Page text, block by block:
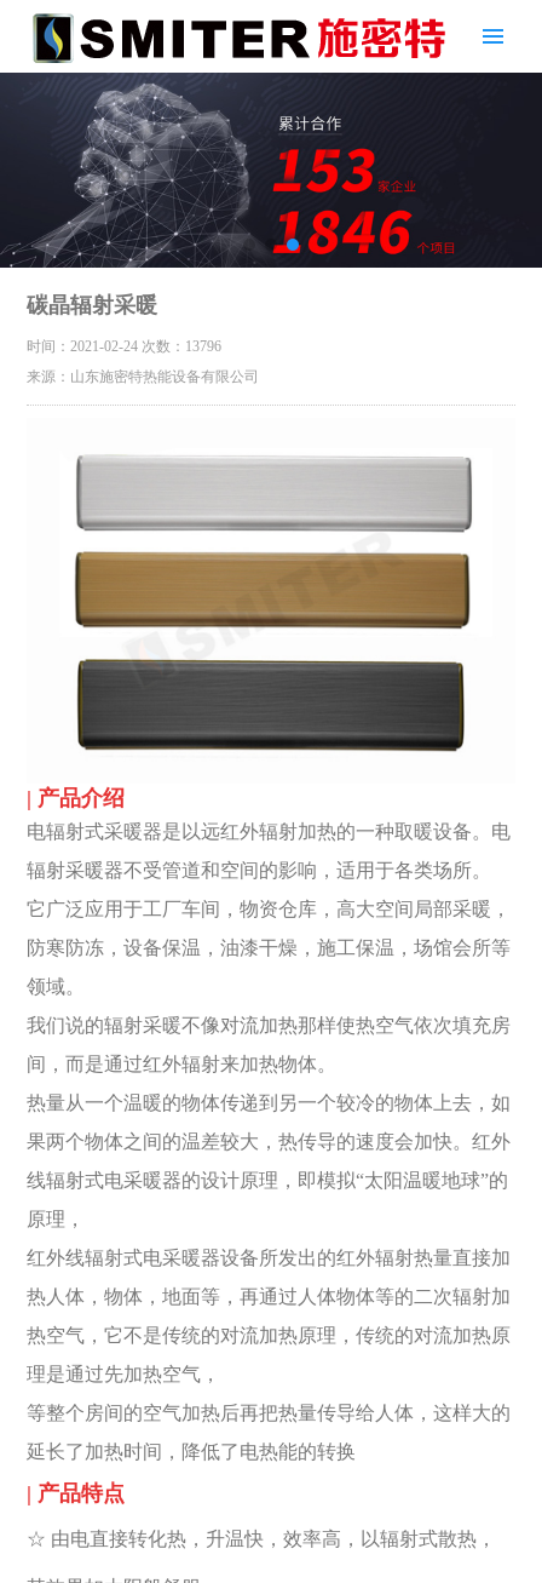
碳晶辐射采暖
时间：2021-02-24 次数：13796
来源：山东施密特热能设备有限公司
| 产品介绍
电辐射式采暖器是以远红外辐射加热的一种取暖设备。电
辐射采暖器不受管道和空间的影响，适用于各类场所。
它广泛应用于工厂车间，物资仓库，高大空间局部采暖，
防寒防冻，设备保温，油漆干燥，施工保温，场馆会所等
领域。
我们说的辐射采暖不像对流加热那样使热空气依次填充房
间，而是通过红外辐射来加热物体。
热量从一个温暖的物体传递到另一个较冷的物体上去，如
果两个物体之间的温差较大，热传导的速度会加快。红外
线辐射式电采暖器的设计原理，即模拟“太阳温暖地球”的
原理，
红外线辐射式电采暖器设备所发出的红外辐射热量直接加
热人体，物体，地面等，再通过人体物体等的二次辐射加
热空气，它不是传统的对流加热原理，传统的对流加热原
理是通过先加热空气，
等整个房间的空气加热后再把热量传导给人体，这样大的
延长了加热时间，降低了电热能的转换
| 产品特点
☆ 由电直接转化热，升温快，效率高，以辐射式散热，